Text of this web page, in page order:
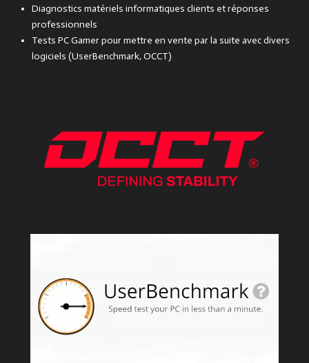
Diagnostics matériels informatiques clients et réponses
professionnels
Tests PC Gamer pour mettre en vente par la suite avec divers
logiciels (UserBenchmark, OCCT)